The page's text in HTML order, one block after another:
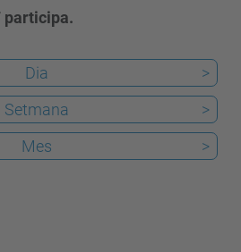
participa.
Dia
>
Setmana
>
Mes >